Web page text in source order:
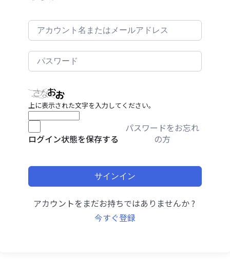
上に表示された文字を入力してください。
ログイン状態を保存する
パスワードをお忘れ
の方
サインイン
アカウントをまだお持ちではありませんか ?
今すぐ登録